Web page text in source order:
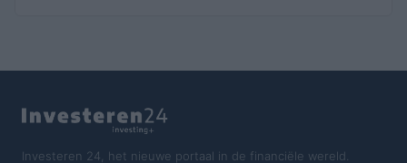
Investeren 24, het nieuwe portaal in de financiële wereld.